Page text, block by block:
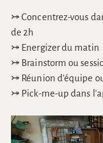
⤖ Concentrez-vous
de 2h
⤖ Energizer du matin
⤖ Brainstorm ou
⤖ Réunion d'équipe
⤖ Pick-me-up dans